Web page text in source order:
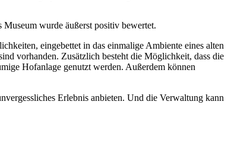
Museum wurde äußerst positiv bewertet.
eingebettet in das einmalige Ambiente eines alten
vorhanden. Zusätzlich besteht die Möglichkeit, dass die
Hofanlage genutzt werden. Außerdem können
Erlebnis anbieten. Und die Verwaltung kann